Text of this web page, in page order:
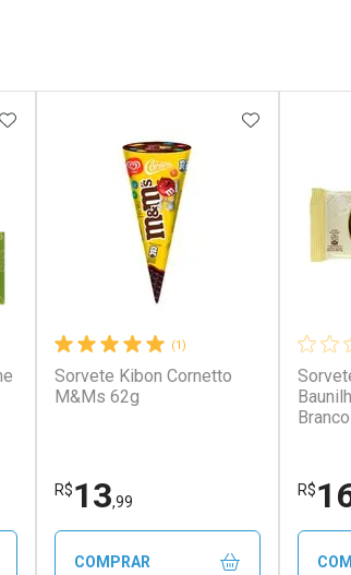
ADICIONAR AOS FAVORITOS
(1)
Sorvete Kibon Cornetto
M&Ms 62g
R$13,99
ADICIONAR
COMPRAR
R$